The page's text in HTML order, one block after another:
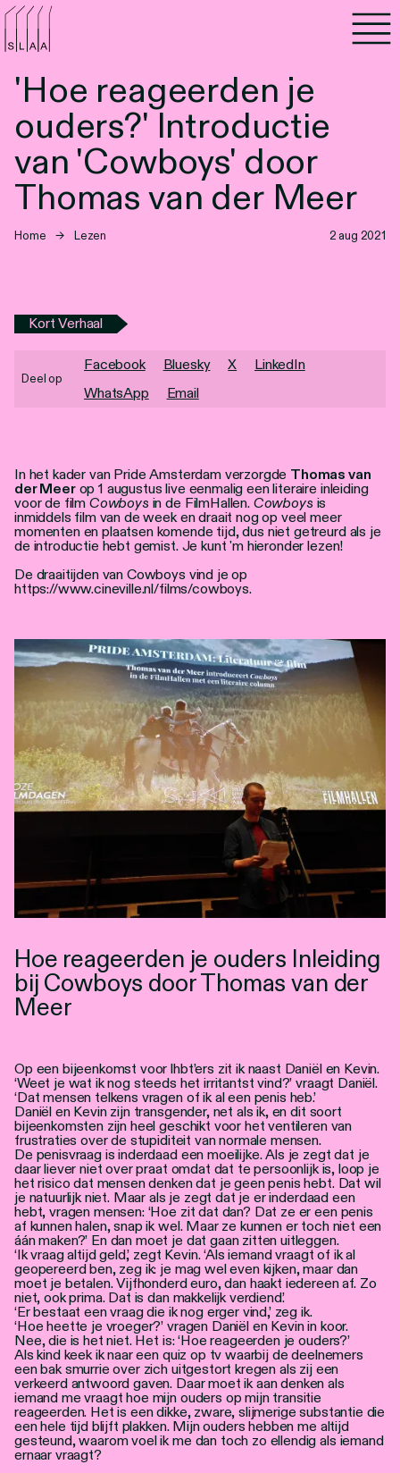
'Hoe reageerden je
ouders?' Introductie
van 'Cowboys' door
Thomas van der Meer
Home → Lezen 2 aug 2021
In het kader van Pride Amsterdam verzorgde Thomas van
der Meerop 1 augustus live eenmalig een literaire inleiding
voor de film Cowboys in de FilmHallen. Cowboys is
inmiddels film van de week en draait nog op veel meer
momenten en plaatsen komende tijd, dus niet getreurd als je
de introductie hebt gemist. Je kunt 'm hieronder lezen!
De draaitijden van Cowboys vind je op
https://www.cineville.nl/films/cowboys.
Hoe reageerden je ouders Inleiding
bij Cowboys door Thomas van der
Meer
Op een bijeenkomst voor lhbt’ers zit ik naast Daniël en Kevin.
‘Weet je wat ik nog steeds het irritantst vind?’ vraagt Daniël.
‘Dat mensen telkens vragen of ik al een penis heb.’
Daniël en Kevin zijn transgender, net als ik, en dit soort
bijeenkomsten zijn heel geschikt voor het ventileren van
frustraties over de stupiditeit van normale mensen.
De penisvraag is inderdaad een moeilijke. Als je zegt dat je
daar liever niet over praat omdat dat te persoonlijk is, loop je
het risico dat mensen denken dat je geen penis hebt. Dat wil
je natuurlijk niet. Maar als je zegt dat je er inderdaad een
hebt, vragen mensen: ‘Hoe zit dat dan? Dat ze er een penis
af kunnen halen, snap ik wel. Maar ze kunnen er toch niet een
áán maken?’ En dan moet je dat gaan zitten uitleggen.
‘Ik vraag altijd geld,’ zegt Kevin. ‘Als iemand vraagt of ik al
geopereerd ben, zeg ik: je mag wel even kijken, maar dan
moet je betalen. Vijfhonderd euro, dan haakt iedereen af. Zo
niet, ook prima. Dat is dan makkelijk verdiend.’
‘Er bestaat een vraag die ik nog erger vind,’ zeg ik.
‘Hoe heette je vroeger?’ vragen Daniël en Kevin in koor.
Nee, die is het niet. Het is: ‘Hoe reageerden je ouders?’
Als kind keek ik naar een quiz op tv waarbij de deelnemers
een bak smurrie over zich uitgestort kregen als zij een
verkeerd antwoord gaven. Daar moet ik aan denken als
iemand me vraagt hoe mijn ouders op mijn transitie
reageerden. Het is een dikke, zware, slijmerige substantie die
een hele tijd blijft plakken. Mijn ouders hebben me altijd
gesteund, waarom voel ik me dan toch zo ellendig als iemand
ernaar vraagt?
Kort Verhaal
Deel op
Facebook Bluesky X
LinkedIn
WhatsApp
Email
Agenda
Programma's
Lezen
Luisteren
Nieuwsbrief
Vacatures
Locaties
Stadsdichter